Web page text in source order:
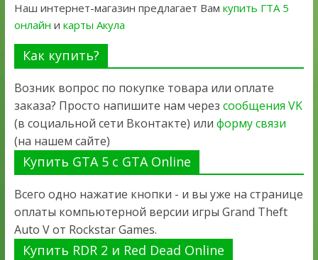
Наш интернет-магазин предлагает Вам купить ГТА 5
онлайн и карты Акула
Как купить?
Возник вопрос по покупке товара или оплате
заказа? Просто напишите нам через сообщения VK
(в социальной сети Вконтакте) или форму связи
(на нашем сайте)
Купить GTA 5 с GTA Online
Всего одно нажатие кнопки - и вы уже на странице
оплаты компьютерной версии игры Grand Theft
Auto V от Rockstar Games.
Купить RDR 2 и Red Dead Online